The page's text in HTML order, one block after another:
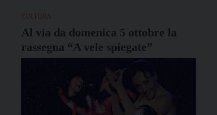
Al via da domenica 5 ottobre la
rassegna “A vele spiegate”